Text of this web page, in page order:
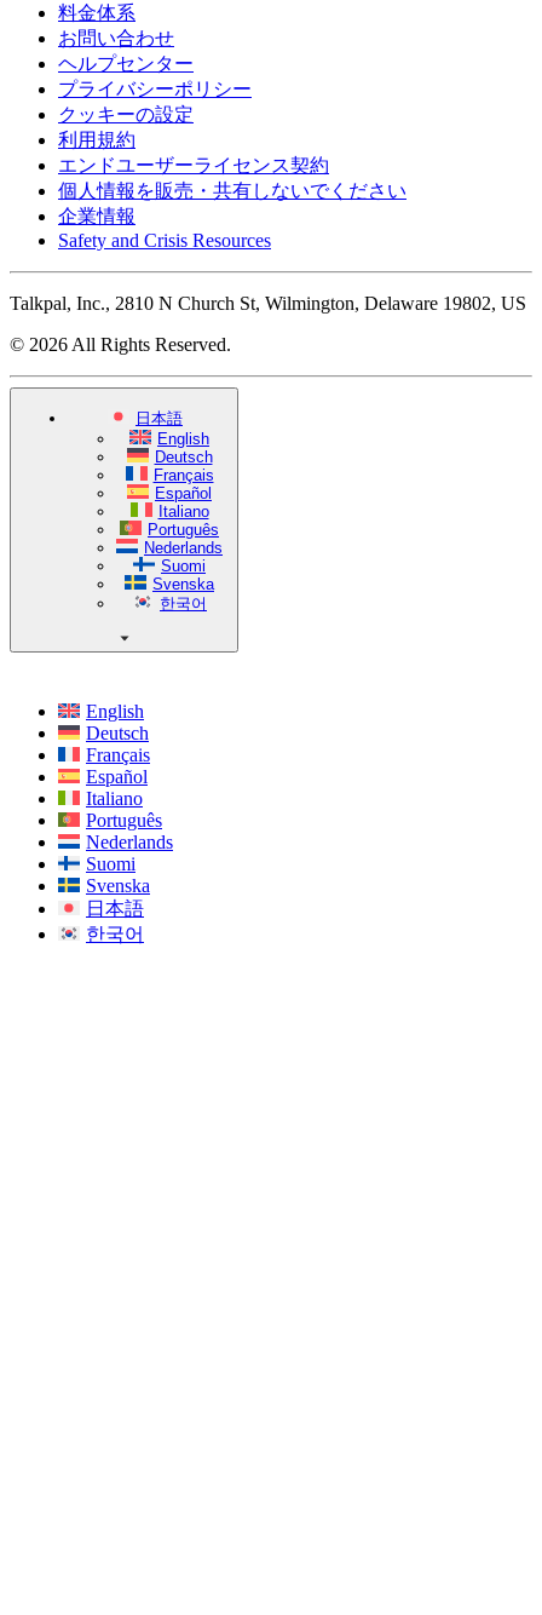
料金体系
お問い合わせ
ヘルプセンター
プライバシーポリシー
クッキーの設定
利用規約
エンドユーザーライセンス契約
個人情報を販売・共有しないでください
企業情報
Safety and Crisis Resources
Talkpal, Inc., 2810 N Church St, Wilmington, Delaware 19802, US
© 2026 All Rights Reserved.
日本語
English
Deutsch
Français
Español
Italiano
Português
Nederlands
Suomi
Svenska
한국어
English
Deutsch
Français
Español
Italiano
Português
Nederlands
Suomi
Svenska
日本語
한국어